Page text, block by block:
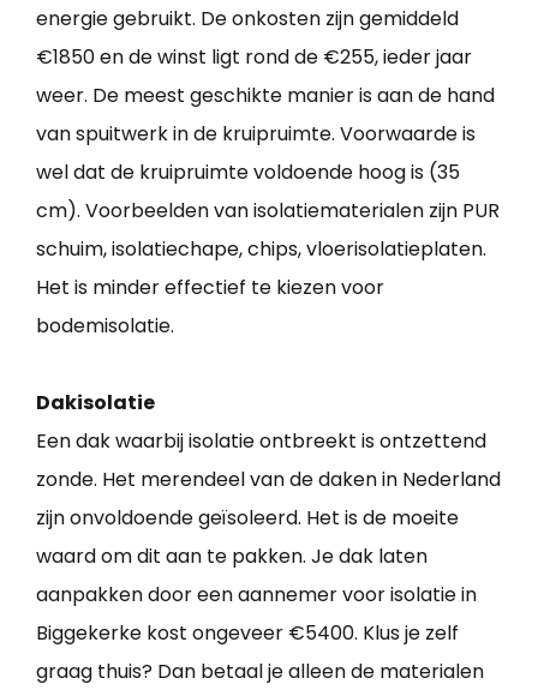
energie gebruikt. De onkosten zijn gemiddeld
€1850 en de winst ligt rond de €255, ieder jaar
weer. De meest geschikte manier is aan de hand
van spuitwerk in de kruipruimte. Voorwaarde is
wel dat de kruipruimte voldoende hoog is (35
cm). Voorbeelden van isolatiematerialen zijn PUR
schuim, isolatiechape, chips, vloerisolatieplaten.
Het is minder effectief te kiezen voor
bodemisolatie.
Dakisolatie
Een dak waarbij isolatie ontbreekt is ontzettend
zonde. Het merendeel van de daken in Nederland
zijn onvoldoende geïsoleerd. Het is de moeite
waard om dit aan te pakken. Je dak laten
aanpakken door een aannemer voor isolatie in
Biggekerke kost ongeveer €5400. Klus je zelf
graag thuis? Dan betaal je alleen de materialen